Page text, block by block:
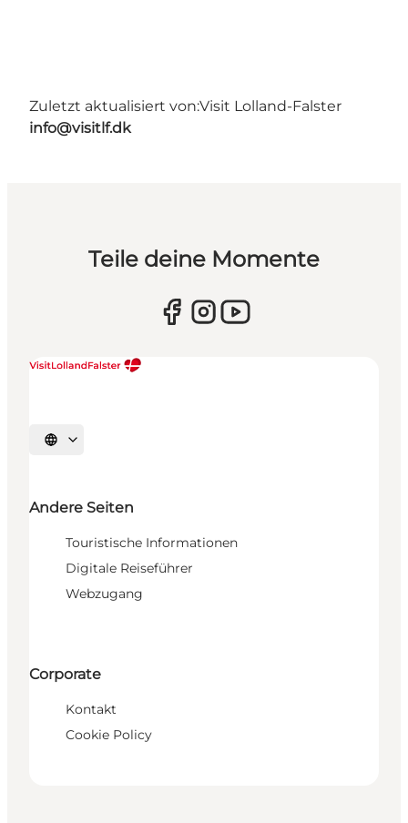
Zuletzt aktualisiert von:Visit Lolland-Falster
info@visitlf.dk
Teile deine Momente
Sprache auswählen
Andere Seiten
Touristische Informationen
Digitale Reiseführer
Webzugang
Corporate
Kontakt
Cookie Policy